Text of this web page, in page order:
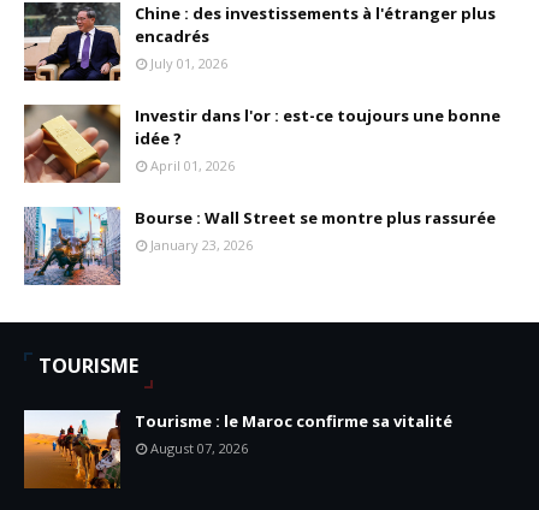
Chine : des investissements à l'étranger plus
encadrés
July 01, 2026
Investir dans l'or : est-ce toujours une bonne
idée ?
April 01, 2026
Bourse : Wall Street se montre plus rassurée
January 23, 2026
TOURISME
Tourisme : le Maroc confirme sa vitalité
August 07, 2026